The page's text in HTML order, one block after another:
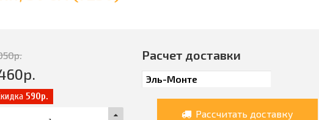
р.
р.
590р.
Расчет доставки
Рассчитать доставку